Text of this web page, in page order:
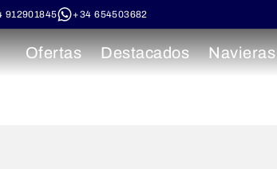
912901845 +34 654503682
Ofertas Destacados Navieras